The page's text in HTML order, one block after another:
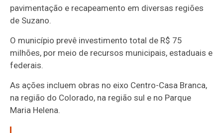
pavimentação e recapeamento em diversas regiões
de Suzano.
O município prevê investimento total de R$ 75
milhões, por meio de recursos municipais, estaduais e
federais.
As ações incluem obras no eixo Centro-Casa Branca,
na região do Colorado, na região sul e no Parque
Maria Helena.